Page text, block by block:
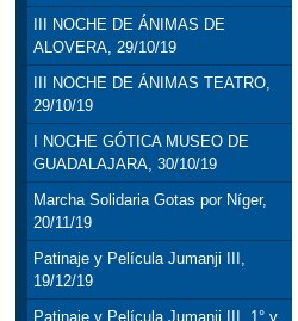
III NOCHE DE ÁNIMAS DE
ALOVERA, 29/10/19
III NOCHE DE ÁNIMAS TEATRO,
29/10/19
I NOCHE GÓTICA MUSEO DE
GUADALAJARA, 30/10/19
Marcha Solidaria Gotas por Níger,
20/11/19
Patinaje y Película Jumanji III,
19/12/19
Patinaje y Película Jumanji III, 1° y